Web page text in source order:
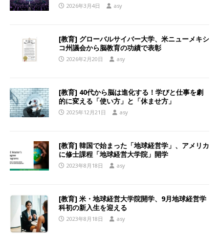
2026年3月4日 asy
[教育] グローバルサイバー大学、米ニューメキシ
コ州議会から脳教育の功績で表彰
2026年2月20日 asy
[教育] 40代から脳は進化する！学びと仕事を劇
的に変える「使い方」と「休ませ方」
2025年12月21日 asy
[教育] 韓国で始まった「地球経営学」、アメリカ
に修士課程「地球経営大学院」開学
2023年8月18日 asy
[教育] 米・地球経営大学院開学、9月地球経営学
科初の新入生を迎える
2023年8月18日 asy